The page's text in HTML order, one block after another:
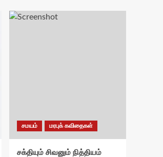
சமயம் மரபுக் கவிதைகள்
சக்தியும் சிவனும் நித்தியம்